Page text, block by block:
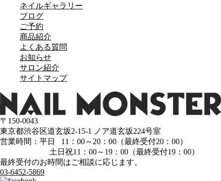
ネイルギャラリー
ブログ
ご予約
商品紹介
よくある質問
お知らせ
サロン紹介
サイトマップ
〒150-0043
東京都渋谷区道玄坂2-15-1 ノア道玄坂224号室
営業時間：平日 11：00～20：00（最終受付20：00）
土日祝11：00～19：00（最終受付19：00）
最終受付のお時間はご相談に応じます。
03-6452-5869